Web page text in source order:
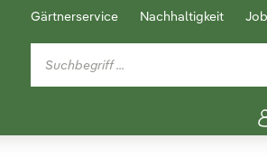
Gärtnerservice Nachhaltigkeit